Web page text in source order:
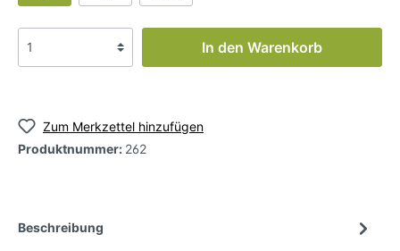
In den Warenkorb
Zum Merkzettel hinzufügen
Produktnummer: 262
Beschreibung